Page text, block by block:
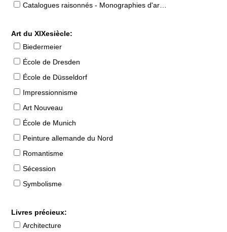
Catalogues raisonnés - Monographies d'artistes
Art du XIXesiècle:
Biedermeier
École de Dresden
École de Düsseldorf
Impressionnisme
Art Nouveau
École de Munich
Peinture allemande du Nord
Romantisme
Sécession
Symbolisme
Livres précieux:
Architecture